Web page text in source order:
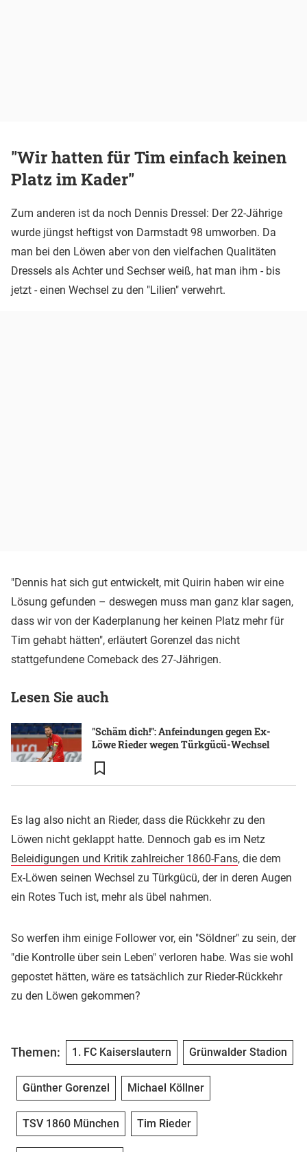
"Wir hatten für Tim einfach keinen
Platz im Kader"
Zum anderen ist da noch Dennis Dressel: Der 22-Jährige
wurde jüngst heftigst von Darmstadt 98 umworben. Da
man bei den Löwen aber von den vielfachen Qualitäten
Dressels als Achter und Sechser weiß, hat man ihm - bis
jetzt - einen Wechsel zu den "Lilien" verwehrt.
"Dennis hat sich gut entwickelt, mit Quirin haben wir eine
Lösung gefunden – deswegen muss man ganz klar sagen,
dass wir von der Kaderplanung her keinen Platz mehr für
Tim gehabt hätten", erläutert Gorenzel das nicht
stattgefundene Comeback des 27-Jährigen.
Lesen Sie auch
"Schäm dich!": Anfeindungen gegen Ex-
Löwe Rieder wegen Türkgücü-Wechsel
Es lag also nicht an Rieder, dass die Rückkehr zu den
Löwen nicht geklappt hatte. Dennoch gab es im Netz
Beleidigungen und Kritik zahlreicher 1860-Fans, die dem
Ex-Löwen seinen Wechsel zu Türkgücü, der in deren Augen
ein Rotes Tuch ist, mehr als übel nahmen.
So werfen ihm einige Follower vor, ein "Söldner" zu sein, der
"die Kontrolle über sein Leben" verloren habe. Was sie wohl
gepostet hätten, wäre es tatsächlich zur Rieder-Rückkehr
zu den Löwen gekommen?
Themen: 1. FC Kaiserslautern Grünwalder Stadion
Günther Gorenzel Michael Köllner
TSV 1860 München Tim Rieder